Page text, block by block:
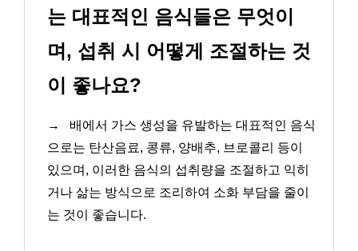
는 대표적인 음식들은 무엇이
며, 섭취 시 어떻게 조절하는 것
이 좋나요?
→
배에서 가스 생성을 유발하는 대표적인 음식
으로는 탄산음료, 콩류, 양배추, 브로콜리 등이
있으며, 이러한 음식의 섭취량을 조절하고 익히
거나 삶는 방식으로 조리하여 소화 부담을 줄이
는 것이 좋습니다.